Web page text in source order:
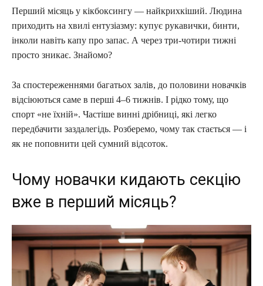
Перший місяць у кікбоксингу — найкрихкіший. Людина
приходить на хвилі ентузіазму: купує рукавички, бинти,
інколи навіть капу про запас. А через три-чотири тижні
просто зникає. Знайомо?
За спостереженнями багатьох залів, до половини новачків
відсіюються саме в перші 4–6 тижнів. І рідко тому, що
спорт «не їхній». Частіше винні дрібниці, які легко
передбачити заздалегідь. Розберемо, чому так стається — і
як не поповнити цей сумний відсоток.
Чому новачки кидають секцію
вже в перший місяць?